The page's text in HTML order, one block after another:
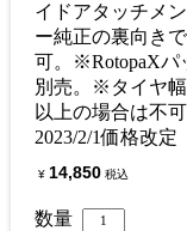
イドアタッチメ
ー純正の裏向き
可。※RotopaXパ
別売。※タイヤ
以上の場合は不可
2023/2/1価格改定
¥ 14,850 税込
数量